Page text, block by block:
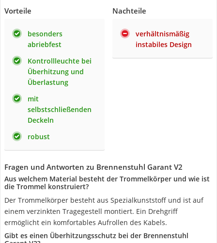
Vorteile
besonders
abriebfest
Kontrollleuchte bei
Überhitzung und
Überlastung
mit
selbstschließenden
Deckeln
robust
Nachteile
verhältnismäßig
instabiles Design
Fragen und Antworten zu Brennenstuhl Garant V2
Aus welchem Material besteht der Trommelkörper und wie ist
die Trommel konstruiert?
Der Trommelkörper besteht aus Spezialkunststoff und ist auf
einem verzinkten Tragegestell montiert. Ein Drehgriff
ermöglicht ein komfortables Aufrollen des Kabels.
Gibt es einen Überhitzungsschutz bei der Brennenstuhl